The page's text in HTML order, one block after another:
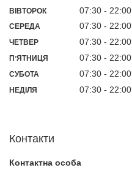
ВІВТОРОК 07:30 22:00
СЕРЕДА 07:30 22:00
ЧЕТВЕР 07:30 22:00
ПʼЯТНИЦЯ 07:30 22:00
СУБОТА 07:30 22:00
НЕДІЛЯ 07:30 22:00
Контакти